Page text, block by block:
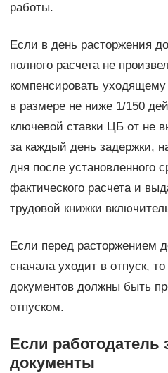
работы.
Если в день расторжения
полного расчета не
компенсировать
в размере не ниже 1/150
ключевой ставки ЦБ от не
за каждый день задержки,
дня после установленного
фактического расчета и
трудовой книжки
Если перед расторжением
сначала уходит в отпуск,
документов должны быть
отпуском.
Если работодатель
документы